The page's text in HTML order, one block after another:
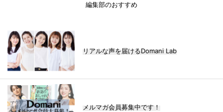
編集部のおすすめ
リアルな声を届けるDomani Lab
メルマガ会員募集中です！